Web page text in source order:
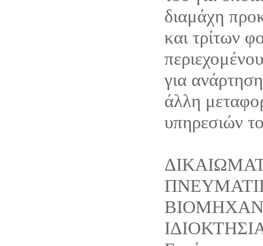
διαμάχη
και τρίτων
για
άλλη
υπηρεσιών